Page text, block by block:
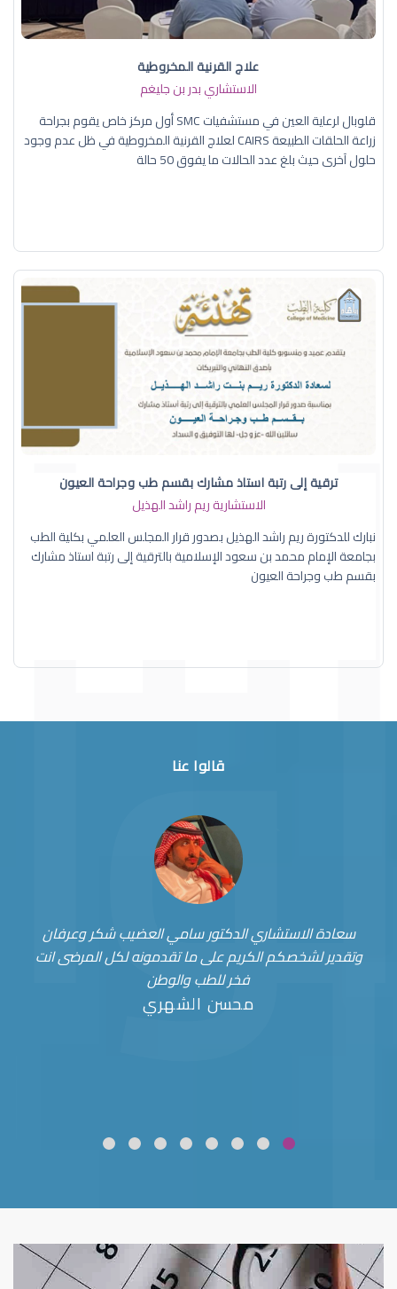
علاج القرنية المخروطية
الاستشاري بدر بن جليغم
قلوبال لرعاية العين في مستشفيات SMC أول مركز خاص يقوم بجراحة
زراعة الحلقات الطبيعة CAIRS لعلاج القرنية المخروطية في ظل عدم وجود
حلول آخرى حيث بلغ عدد الحالات ما يفوق 50 حالة
ترقية إلى رتبة استاذ مشارك بقسم طب وجراحة العيون
الاستشارية ريم راشد الهذيل
نبارك للدكتورة ريم راشد الهذيل بصدور قرار المجلس العلمي بكلية الطب
بجامعة الإمام محمد بن سعود الإسلامية بالترقية إلى رتبة استاذ مشارك
بقسم طب وجراحة العيون
قالوا عنا
سعادة الاستشاري الدكتور سامي العضيب شكر وعرفان
وتقدير لشخصكم الكريم على ما تقدمونه لكل المرضى انت
فخر للطب والوطن
محسن الشهري